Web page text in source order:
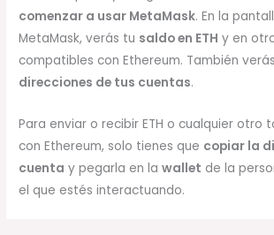
comenzar a usar MetaMask. En la
MetaMask, verás tu saldo en ETH y en
compatibles con Ethereum. También
direcciones de tus cuentas.
Para enviar o recibir ETH o cualquier otro
con Ethereum, solo tienes que copiar la
cuenta y pegarla en lawallet de la
el que estés interactuando.